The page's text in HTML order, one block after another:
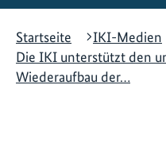
Gebärdensprache
leichte
Startseite
IKI-Medien
Die IKI unterstützt den
Wiederaufbau der…